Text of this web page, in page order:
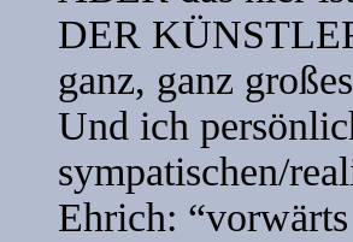
DER
ganz, ganz
Und ich
sympatischen/
Ehrich: